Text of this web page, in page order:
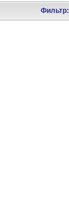
Фильтр: